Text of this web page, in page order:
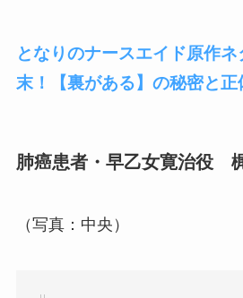
となりのナースエイド原作
末！【裏がある】の秘密と正
肺癌患者・早乙女寛治役
（写真：中央）